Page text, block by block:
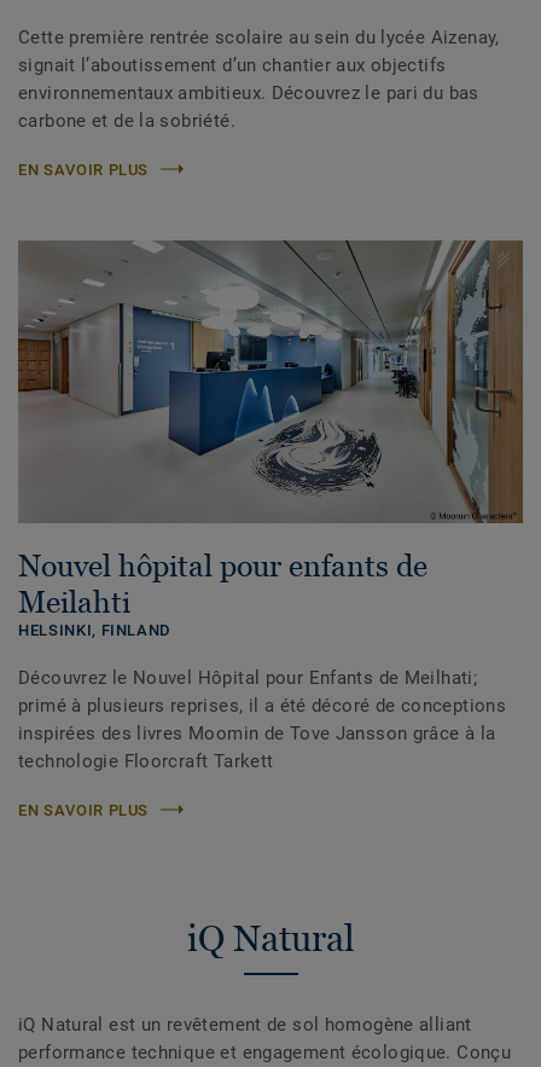
Cette première rentrée scolaire au sein du lycée Aizenay,
signait l’aboutissement d’un chantier aux objectifs
environnementaux ambitieux. Découvrez le pari du bas
carbone et de la sobriété.
EN SAVOIR PLUS
Nouvel hôpital pour enfants de
Meilahti
HELSINKI, FINLAND
Découvrez le Nouvel Hôpital pour Enfants de Meilhati;
primé à plusieurs reprises, il a été décoré de conceptions
inspirées des livres Moomin de Tove Jansson grâce à la
technologie Floorcraft Tarkett
EN SAVOIR PLUS
iQ Natural
iQ Natural est un revêtement de sol homogène alliant
performance technique et engagement écologique. Conçu